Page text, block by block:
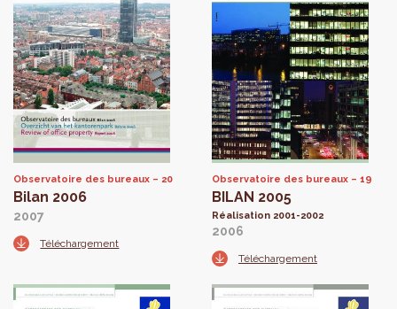
Observatoire des bureaux 20
Bilan 2006
2007
Téléchargement
Observatoire des bureaux 19
BILAN 2005
Réalisation 2001-2002
2006
Téléchargement